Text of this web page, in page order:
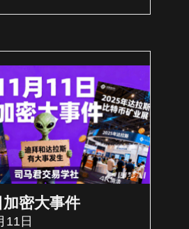
密大事件
11日